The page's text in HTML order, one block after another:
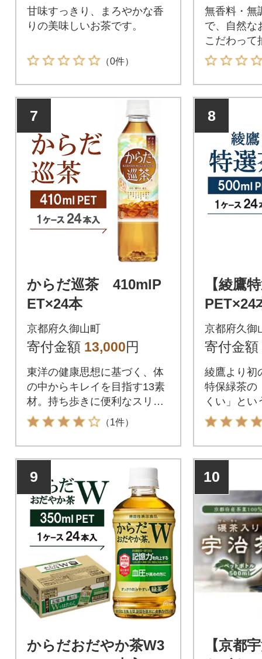
甘味すっきり、まろやかな香
りの美味しいお茶です。
（0件）
無香料・無
で、自然な
こだわって
7
からだ巡茶 410mlP
ET×24本
京都府久御山町
寄付金額 13,000円
東洋の健康思想に基づく、体
の中からキレイを目指す13素
材。持ち歩きに便利なスリム
ボトルのお茶
（1件）
8
【綾鷹
PET×24
京都府久御
寄付金額
綾鷹より初
特保緑茶の
くい」とい
ットボトル
9
からだおだやか茶W3
10
【京都